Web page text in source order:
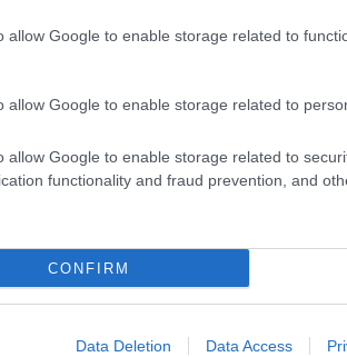
allow Google to enable storage related to
allow Google to enable storage related to
allow Google to enable storage related to
functionality and fraud prevention, and
CONFIRM
Data Deletion Data Access
akarsz lemaradni a friss posztokról, katt ide:
Tetszik 0
térkép bing xvi. ker mátyásföld